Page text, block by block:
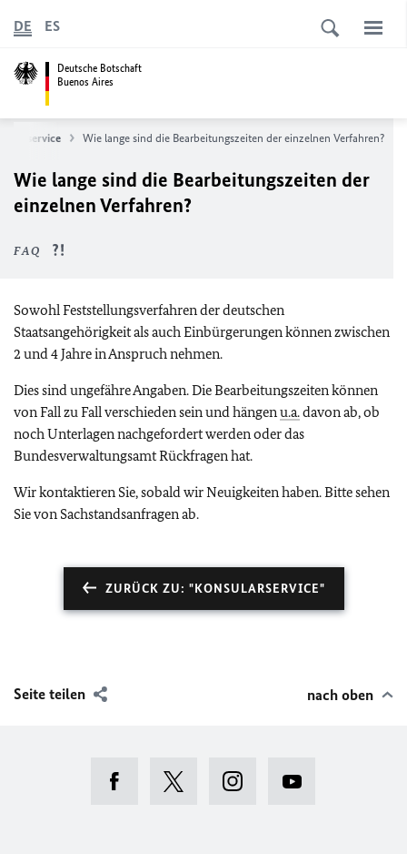
Deutsche Botschaft
Buenos Aires
DE ES
Wie lange sind die Bearbeitungszeiten der einzelnen Verfahren?
Wie lange sind die Bearbeitungszeiten der
einzelnen Verfahren?
FAQ
Sowohl Feststellungsverfahren der deutschen
Staatsangehörigkeit als auch Einbürgerungen können zwischen
2 und 4 Jahre in Anspruch nehmen.
Dies sind ungefähre Angaben. Die Bearbeitungszeiten können
von Fall zu Fall verschieden sein und hängenu.a.davon ab, ob
noch Unterlagen nachgefordert werden oder das
Bundesverwaltungsamt Rückfragen hat.
Wir kontaktieren Sie, sobald wir Neuigkeiten haben. Bitte sehen
Sie von Sachstandsanfragen ab.
ZURÜCK ZU: "KONSULARSERVICE"
Seite teilen nach oben